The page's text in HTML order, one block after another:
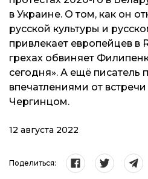
в Украине. О том, как он
русской культуры и
привлекает европейцев в
грехах обвиняет
сегодня». А ещё писатель
впечатлениями от
Чергинцом.
12 августа 2022
Поделиться: